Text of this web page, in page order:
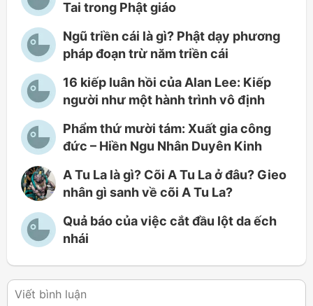
Tai trong Phật giáo
Ngũ triền cái là gì? Phật dạy phương
pháp đoạn trừ năm triền cái
16 kiếp luân hồi của Alan Lee: Kiếp
người như một hành trình vô định
Phẩm thứ mười tám: Xuất gia công
đức – Hiền Ngu Nhân Duyên Kinh
A Tu La là gì? Cõi A Tu La ở đâu? Gieo
nhân gì sanh về cõi A Tu La?
Quả báo của việc cắt đầu lột da ếch
nhái